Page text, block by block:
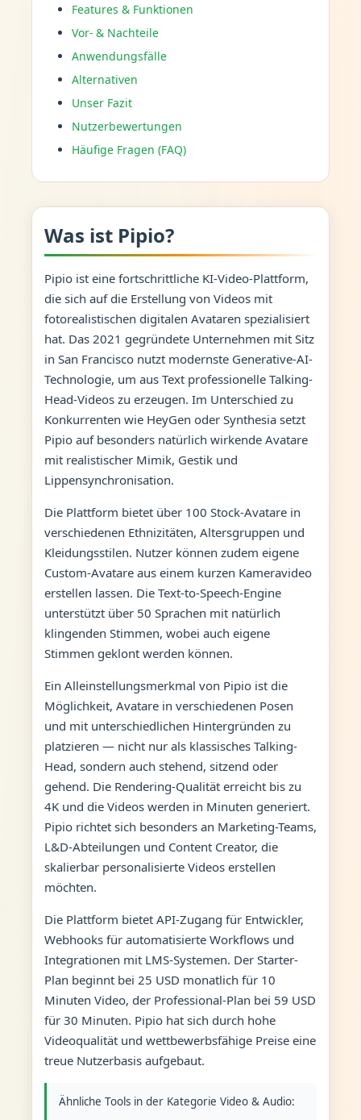
Features & Funktionen
Vor- & Nachteile
Anwendungsfälle
Alternativen
Unser Fazit
Nutzerbewertungen
Häufige Fragen (FAQ)
Was ist Pipio?
Pipio ist eine fortschrittliche KI-Video-Plattform,
die sich auf die Erstellung von Videos mit
fotorealistischen digitalen Avataren spezialisiert
hat. Das 2021 gegründete Unternehmen mit Sitz
in San Francisco nutzt modernste Generative-AI-
Technologie, um aus Text professionelle Talking-
Head-Videos zu erzeugen. Im Unterschied zu
Konkurrenten wie HeyGen oder Synthesia setzt
Pipio auf besonders natürlich wirkende Avatare
mit realistischer Mimik, Gestik und
Lippensynchronisation.
Die Plattform bietet über 100 Stock-Avatare in
verschiedenen Ethnizitäten, Altersgruppen und
Kleidungsstilen. Nutzer können zudem eigene
Custom-Avatare aus einem kurzen Kameravideo
erstellen lassen. Die Text-to-Speech-Engine
unterstützt über 50 Sprachen mit natürlich
klingenden Stimmen, wobei auch eigene
Stimmen geklont werden können.
Ein Alleinstellungsmerkmal von Pipio ist die
Möglichkeit, Avatare in verschiedenen Posen
und mit unterschiedlichen Hintergründen zu
platzieren — nicht nur als klassisches Talking-
Head, sondern auch stehend, sitzend oder
gehend. Die Rendering-Qualität erreicht bis zu
4K und die Videos werden in Minuten generiert.
Pipio richtet sich besonders an Marketing-Teams,
L&D-Abteilungen und Content Creator, die
skalierbar personalisierte Videos erstellen
möchten.
Die Plattform bietet API-Zugang für Entwickler,
Webhooks für automatisierte Workflows und
Integrationen mit LMS-Systemen. Der Starter-
Plan beginnt bei 25 USD monatlich für 10
Minuten Video, der Professional-Plan bei 59 USD
für 30 Minuten. Pipio hat sich durch hohe
Videoqualität und wettbewerbsfähige Preise eine
treue Nutzerbasis aufgebaut.
Ähnliche Tools in der Kategorie Video & Audio: